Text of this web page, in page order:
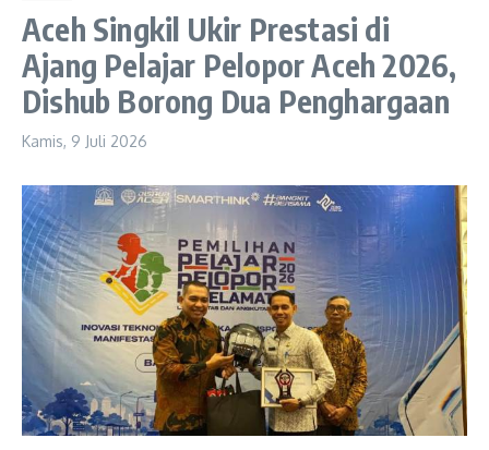
Aceh Singkil Ukir Prestasi di
Ajang Pelajar Pelopor Aceh 2026,
Dishub Borong Dua Penghargaan
Kamis, 9 Juli 2026